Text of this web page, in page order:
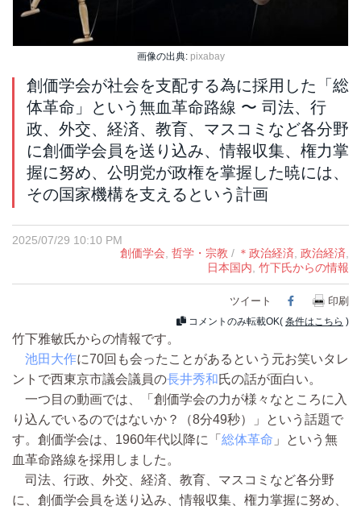
画像の出典: pixabay
創価学会が社会を支配する為に採用した「総
体革命」という無血革命路線 〜 司法、行
政、外交、経済、教育、マスコミなど各分野
に創価学会員を送り込み、情報収集、権力掌
握に努め、公明党が政権を掌握した暁には、
その国家機構を支えるという計画
2025/07/29 10:10 PM
創価学会, 哲学・宗教 / ＊政治経済, 政治経済,
日本国内, 竹下氏からの情報
ツイート Facebook
印刷
コメントのみ転載OK( 条件はこちら )
竹下雅敏氏からの情報です。
池田大作に70回も会ったことがあるという元お笑いタレ
ントで西東京市議会議員の長井秀和氏の話が面白い。
一つ目の動画では、「創価学会の力が様々なところに入
り込んでいるのではないか？（8分49秒）」という話題で
す。創価学会は、1960年代以降に「 総体革命 」という無
血革命路線を採用しました。
司法、行政、外交、経済、教育、マスコミなど各分野
に、創価学会員を送り込み、情報収集、権力掌握に努め、